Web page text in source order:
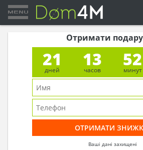
Отримати
21
дней
13
часов
52
минут
Ваші дані захищені